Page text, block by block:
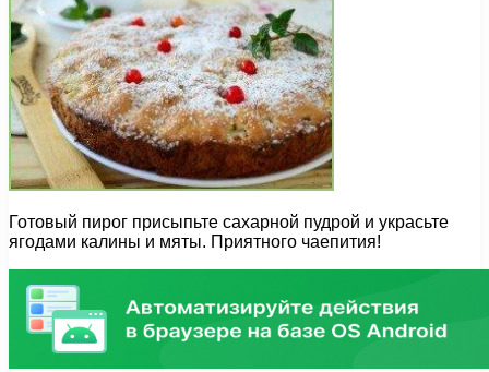
Готовый пирог присыпьте сахарной пудрой и украсьте
ягодами калины и мяты. Приятного чаепития!